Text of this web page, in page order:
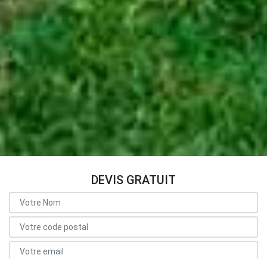
DEVIS GRATUIT